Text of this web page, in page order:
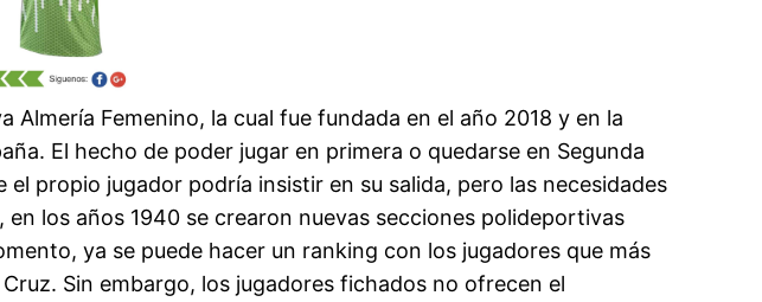
Femenino, la cual fue fundada en el año 2018 y en la
El hecho de poder jugar en primera o quedarse en Segunda
propio jugador podría insistir en su salida, pero las necesidades
los años 1940 se crearon nuevas secciones polideportivas
ya se puede hacer un ranking con los jugadores que más
Sin embargo, los jugadores fichados no ofrecen el